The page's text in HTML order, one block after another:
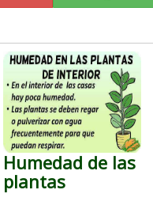
Humedad de las
plantas